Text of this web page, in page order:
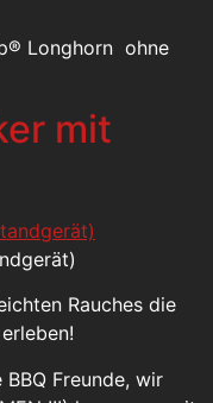
Longhorn ohne
mit
Rauches die
Freunde, wir